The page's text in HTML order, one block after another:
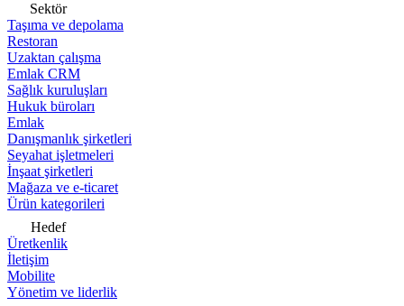
Sektör
Taşıma ve depolama
Restoran
Uzaktan çalışma
Emlak CRM
Sağlık kuruluşları
Hukuk büroları
Emlak
Danışmanlık şirketleri
Seyahat işletmeleri
İnşaat şirketleri
Mağaza ve e-ticaret
Ürün kategorileri
Hedef
Üretkenlik
İletişim
Mobilite
Yönetim ve liderlik